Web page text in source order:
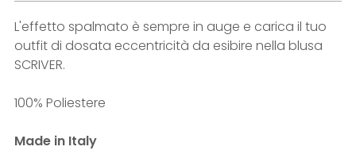
L'effetto spalmato è sempre in auge e carica il tuo
outfit di dosata eccentricità da esibire nella blusa
SCRIVER.
100% Poliestere
Made in Italy